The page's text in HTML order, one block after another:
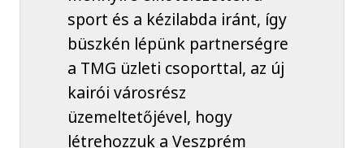
sport és a kézilabda iránt, így
büszkén lépünk partnerségre
a TMG üzleti csoporttal, az új
kairói városrész
üzemeltetőjével, hogy
létrehozzuk a Veszprém